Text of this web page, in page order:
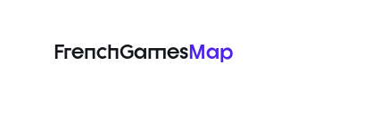
FrenchGamesMap